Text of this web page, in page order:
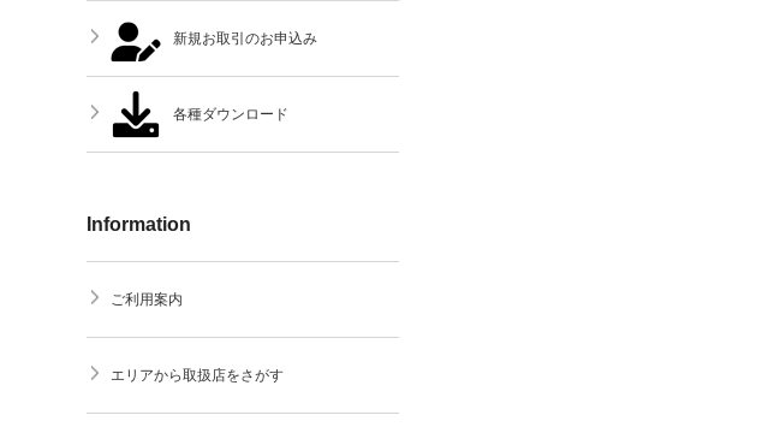
新規お取引のお申込み
各種ダウンロード
Information
ご利用案内
エリアから取扱店をさがす